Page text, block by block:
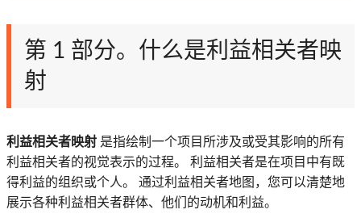
第 1 部分。什么是利益相关者映
射
利益相关者映射 是指绘制一个项目所涉及或受其影响的所有
利益相关者的视觉表示的过程。 利益相关者是在项目中有既
得利益的组织或个人。 通过利益相关者地图，您可以清楚地
展示各种利益相关者群体、他们的动机和利益。